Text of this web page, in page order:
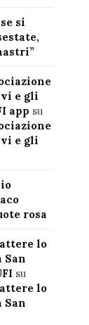
si
e gli
app su
e gli
rosa
lo
San
su
lo
San